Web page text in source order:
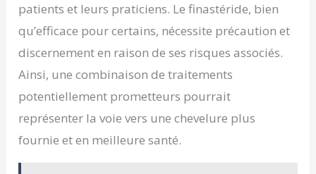
patients et leurs praticiens. Le finastéride, bien
qu’efficace pour certains, nécessite précaution et
discernement en raison de ses risques associés.
Ainsi, une combinaison de traitements
potentiellement prometteurs pourrait
représenter la voie vers une chevelure plus
fournie et en meilleure santé.